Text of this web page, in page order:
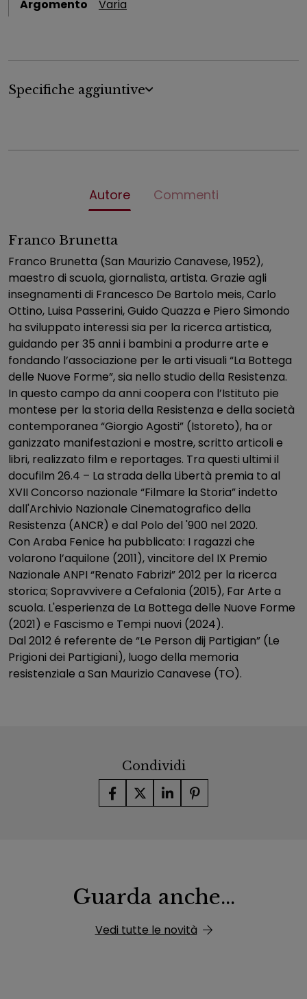
Argomento Varia
Specifiche aggiuntive
Autore Commenti
Franco Brunetta
Franco Brunetta (San Maurizio Canavese, 1952),
maestro di scuola, giornalista, artista. Grazie agli
insegnamenti di Francesco De Bartolo meis, Carlo
Ottino, Luisa Passerini, Guido Quazza e Piero Simondo
ha sviluppato interessi sia per la ricerca artistica,
guidando per 35 anni i bambini a produrre arte e
fondando l’associazione per le arti visuali “La Bottega
delle Nuove Forme”, sia nello studio della Resistenza.
In questo campo da anni coopera con l’Istituto pie
montese per la storia della Resistenza e della società
contemporanea “Giorgio Agosti” (Istoreto), ha or
ganizzato manifestazioni e mostre, scritto articoli e
libri, realizzato film e reportages. Tra questi ultimi il
docufilm 26.4 – La strada della Libertà premia to al
XVII Concorso nazionale “Filmare la Storia” indetto
dall'Archivio Nazionale Cinematografico della
Resistenza (ANCR) e dal Polo del '900 nel 2020.
Con Araba Fenice ha pubblicato: I ragazzi che
volarono l’aquilone (2011), vincitore del IX Premio
Nazionale ANPI “Renato Fabrizi” 2012 per la ricerca
storica; Sopravvivere a Cefalonia (2015), Far Arte a
scuola. L'esperienza de La Bottega delle Nuove Forme
(2021) e Fascismo e Tempi nuovi (2024).
Dal 2012 é referente de “Le Person dij Partigian” (Le
Prigioni dei Partigiani), luogo della memoria
resistenziale a San Maurizio Canavese (TO).
Condividi
Guarda anche...
Vedi tutte le novità